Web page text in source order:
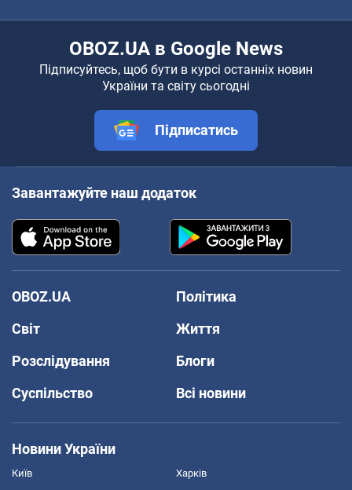
OBOZ.UA в Google News
Підписуйтесь, щоб бути в курсі останніх новин
України та світу сьогодні
Підписатись
Завантажуйте наш додаток
OBOZ.UA
Політика
Світ
Життя
Розслідування
Блоги
Суспільство
Всі новини
Новини України
Київ Харків